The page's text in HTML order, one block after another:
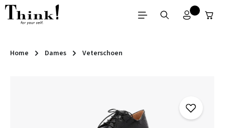
Ga naar de hoofdinhoud
Home Dames Veterschoen